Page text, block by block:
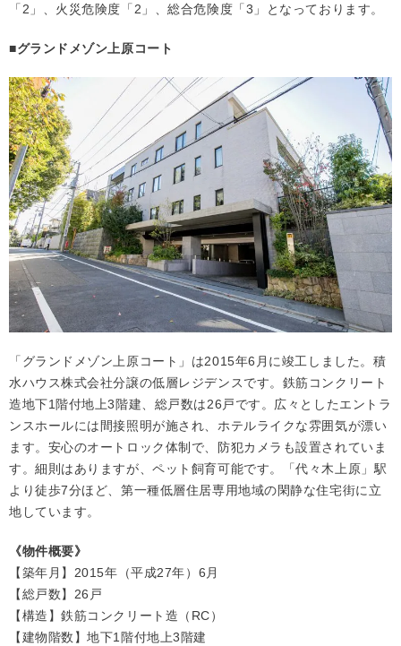
「2」、火災危険度「2」、総合危険度「3」となっております。
■グランドメゾン上原コート
「グランドメゾン上原コート」は2015年6月に竣工しました。積
水ハウス株式会社分譲の低層レジデンスです。鉄筋コンクリート
造地下1階付地上3階建、総戸数は26戸です。広々としたエントラ
ンスホールには間接照明が施され、ホテルライクな雰囲気が漂い
ます。安心のオートロック体制で、防犯カメラも設置されていま
す。細則はありますが、ペット飼育可能です。「代々木上原」駅
より徒歩7分ほど、第一種低層住居専用地域の閑静な住宅街に立
地しています。
《物件概要》
【築年月】2015年（平成27年）6月
【総戸数】26戸
【構造】鉄筋コンクリート造（RC）
【建物階数】地下1階付地上3階建